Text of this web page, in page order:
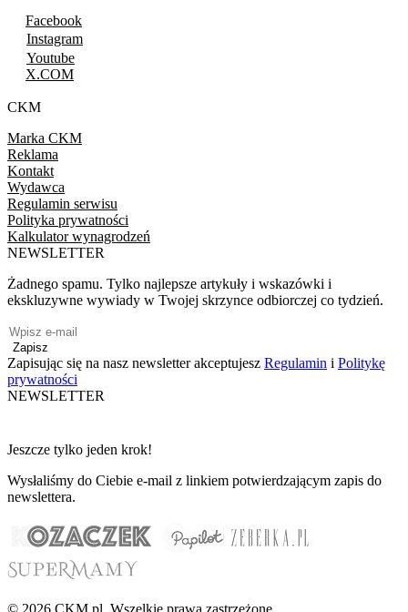
Facebook
Instagram
Youtube
X.COM
CKM
Marka CKM
Reklama
Kontakt
Wydawca
Regulamin serwisu
Polityka prywatności
Kalkulator wynagrodzeń
NEWSLETTER
Żadnego spamu. Tylko najlepsze artykuły i wskazówki i
ekskluzywne wywiady w Twojej skrzynce odbiorczej co tydzień.
Zapisz
Zapisując się na nasz newsletter akceptujesz Regulamin i Politykę
prywatności
NEWSLETTER
Jeszcze tylko jeden krok!
Wysłaliśmy do Ciebie e-mail z linkiem potwierdzającym zapis do
newslettera.
© 2026 CKM.pl. Wszelkie prawa zastrzeżone.